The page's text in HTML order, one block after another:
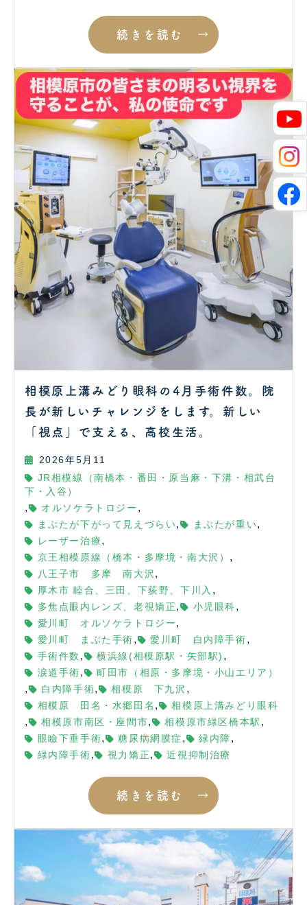
続きを読む
相模原上溝みどり眼科の4月手術件数。院
長が新しいチャレンジをします。新しい
「視点」で支える、高校生活。
2026年5月11
JR相模線（南橋本・番田・原当麻・下溝・相武台
下・入谷）
, オルソケラトロジー ,
まぶたが下がって見えづらい, まぶたが重い,
レーザー治療 ,
京王相模原線（橋本・多摩境・南大沢） ,
八王子市 多摩 南大沢 ,
厚木市 睦合、三田、下荻野、下川入 ,
多焦点眼内レンズ、老視矯正 , 小児眼科 ,
愛川町 オルソケラトロジー ,
愛川町 まぶた手術 , 愛川町 白内障手術 ,
手術件数 , 横浜線(相模原駅・矢部駅) ,
涙道手術 , 町田市（相原・多摩境・小山エリア）
, 白内障手術, 相模原 下九沢 ,
相模原 田名・水郷田名 , 相模原上溝みどり眼科
, 相模原市南区・座間市, 相模原市緑区橋本駅 ,
眼瞼下垂手術, 糖尿病網膜症 , 緑内障 ,
緑内障手術 , 視力矯正 , 近視抑制治療
続きを読む